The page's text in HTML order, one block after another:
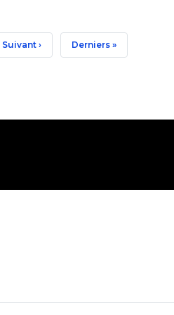
Page
Suivant › Dernière
Derniers »